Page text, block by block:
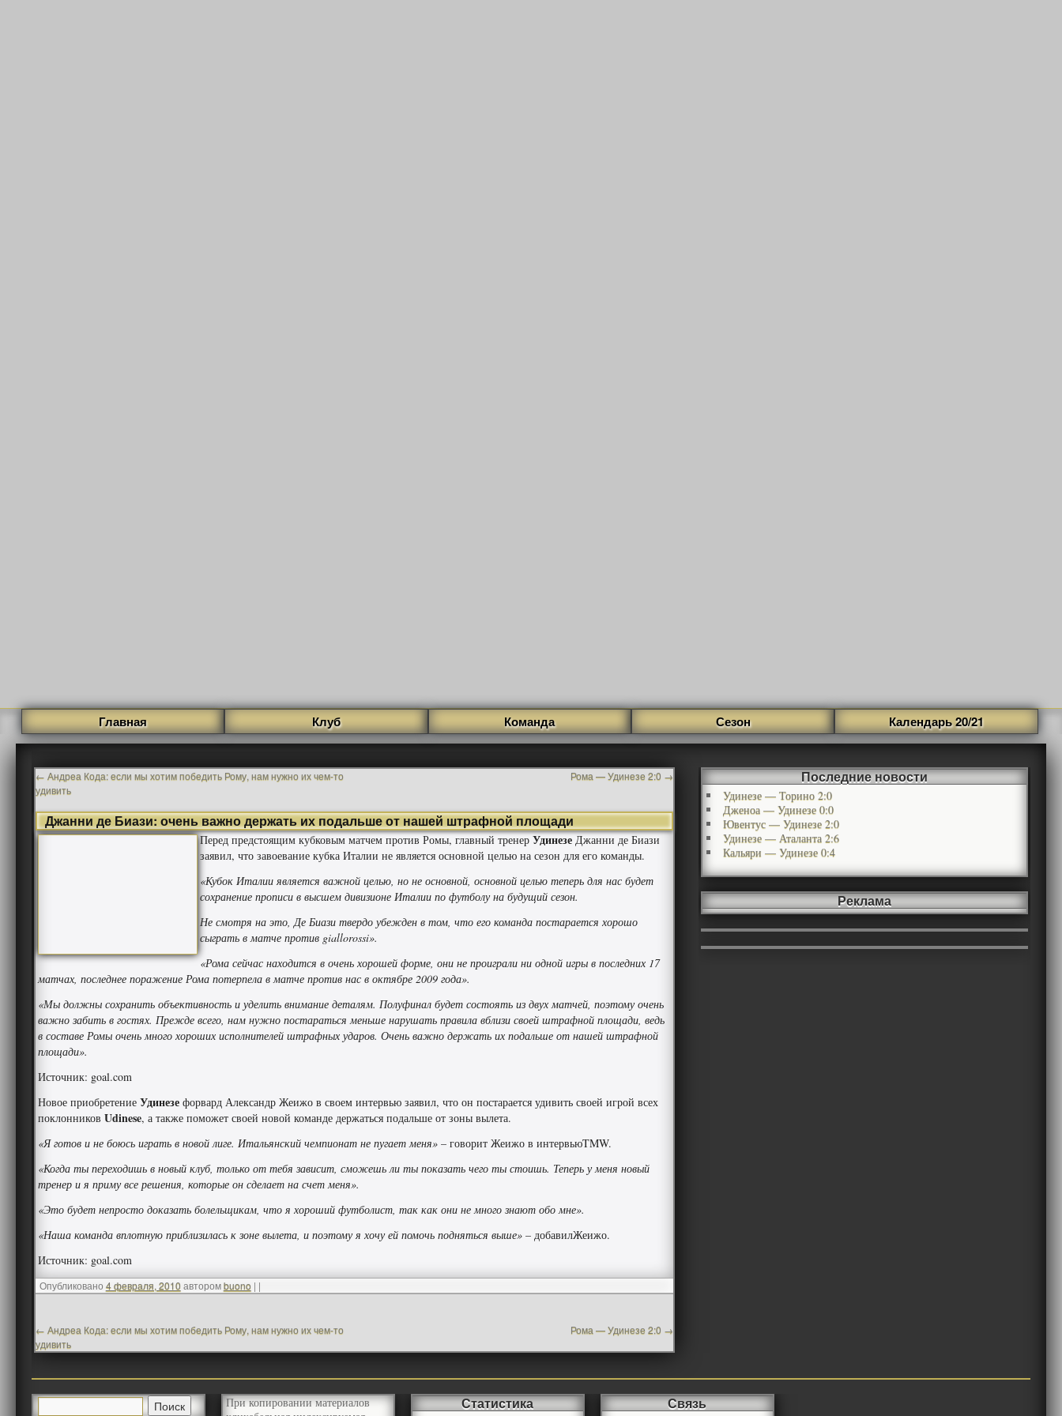
Главная Клуб Команда Сезон Календарь 20/21
← Андреа Кода: если мы хотим победить Рому, нам нужно их чем-то
удивить
Рома — Удинезе 2:0 →
Джанни де Биази: очень важно держать их подальше от нашей штрафной площади
Перед предстоящим кубковым матчем против Ромы, главный тренер УдинезеДжанни де Биази
заявил, что завоевание кубка Италии не является основной целью на сезон для его команды.
«Кубок Италии является важной целью, но не основной, основной целью теперь для нас будет
сохранение прописи в высшем дивизионе Италии по футболу на будущий сезон.
Не смотря на это, Де Биази твердо убежден в том, что его команда постарается хорошо
сыграть в матче против giallorossi».
«Рома сейчас находится в очень хорошей форме, они не проиграли ни одной игры в последних 17
матчах, последнее поражение Рома потерпела в матче против нас в октябре 2009 года».
«Мы должны сохранить объективность и уделить внимание деталям. Полуфинал будет состоять из двух матчей, поэтому очень
важно забить в гостях. Прежде всего, нам нужно постараться меньше нарушать правила вблизи своей штрафной площади, ведь
в составе Ромы очень много хороших исполнителей штрафных ударов. Очень важно держать их подальше от нашей штрафной
площади».
Источник: goal.com
Новое приобретение Удинезе форвард Александр Жеижо в своем интервью заявил, что он постарается удивить своей игрой всех
поклонников Udinese, а также поможет своей новой команде держаться подальше от зоны вылета.
«Я готов и не боюсь играть в новой лиге. Итальянский чемпионат не пугает меня»– говорит Жеижо в интервьюTMW.
«Когда ты переходишь в новый клуб, только от тебя зависит, сможешь ли ты показать чего ты стоишь. Теперь у меня новый
тренер и я приму все решения, которые он сделает на счет меня».
«Это будет непросто доказать болельщикам, что я хороший футболист, так как они не много знают обо мне».
«Наша команда вплотную приблизилась к зоне вылета, и поэтому я хочу ей помочь подняться выше»– добавилЖеижо.
Источник: goal.com
Опубликовано 4 февраля, 2010авторомbuono | |
← Андреа Кода: если мы хотим победить Рому, нам нужно их чем-то
удивить
Рома — Удинезе 2:0 →
Последние новости
Удинезе — Торино 2:0
Дженоа — Удинезе 0:0
Ювентус — Удинезе 2:0
Удинезе — Аталанта 2:6
Кальяри — Удинезе 0:4
Реклама
При копировании материалов
Статистика Связь